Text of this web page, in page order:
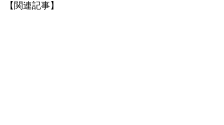
【関連記事】